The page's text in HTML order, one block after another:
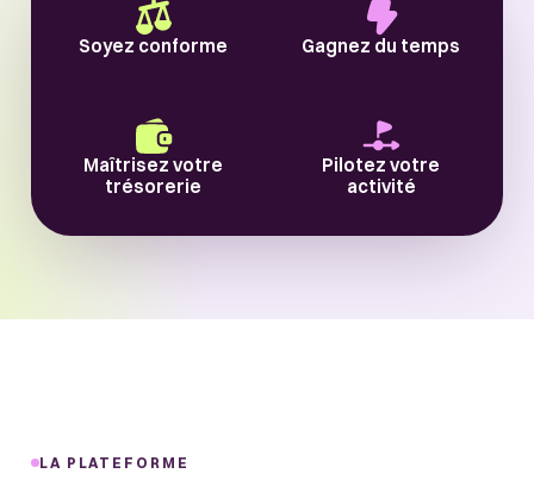
Soyez conforme Gagnez du temps
Maîtrisez votre
trésorerie
Pilotez votre
activité
LA PLATEFORME